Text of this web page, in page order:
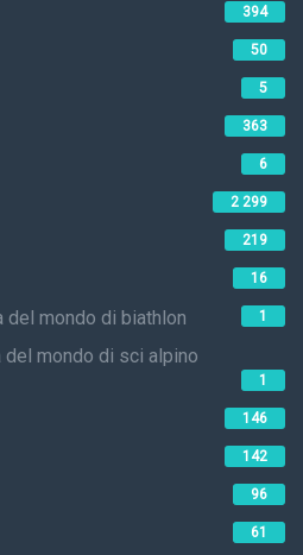
394
50
5
363
6
2 299
219
16
del mondo di biathlon 1
mondo di sci alpino
1
146
142
96
61